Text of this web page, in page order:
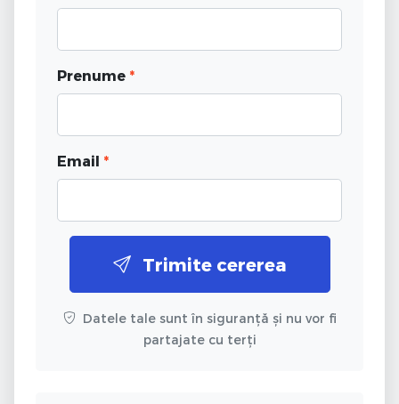
Prenume *
Email *
Trimite cererea
Datele tale sunt în siguranță și nu vor fi
partajate cu terți